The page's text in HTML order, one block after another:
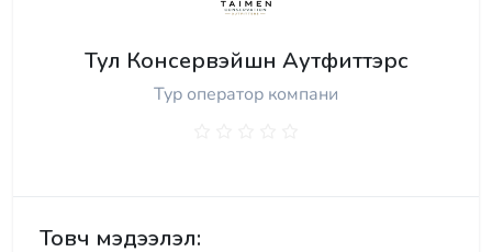
Тул Консервэйшн Аутфиттэрс
Тур оператор компани
Товч мэдээлэл: